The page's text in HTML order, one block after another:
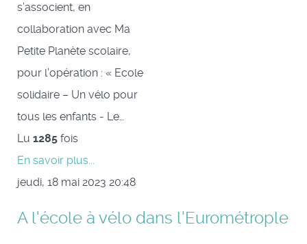
s’associent, en
collaboration avec Ma
Petite Planète scolaire,
pour l’opération : « Ecole
solidaire – Un vélo pour
tous les enfants - Le…
Lu 1285 fois
En savoir plus...
jeudi, 18 mai 2023 20:48
A l'école à vélo dans l'Eurométrople